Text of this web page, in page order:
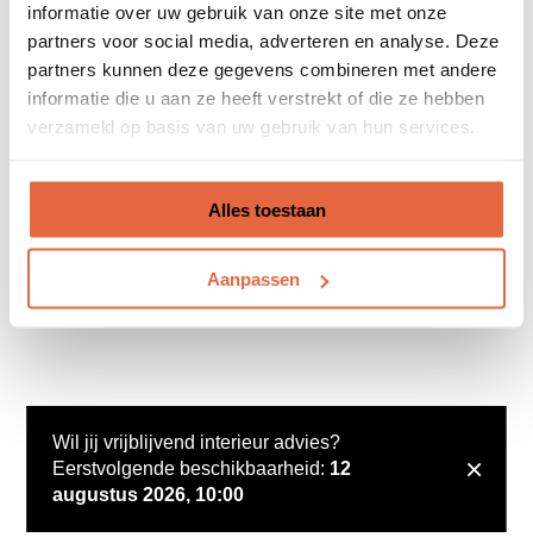
informatie over uw gebruik van onze site met onze
partners voor social media, adverteren en analyse. Deze
partners kunnen deze gegevens combineren met andere
informatie die u aan ze heeft verstrekt of die ze hebben
verzameld op basis van uw gebruik van hun services.
Alles toestaan
Aanpassen
Wil jij vrijblijvend interieur advies?
Eerstvolgende beschikbaarheid: 12
augustus 2026, 10:00
×